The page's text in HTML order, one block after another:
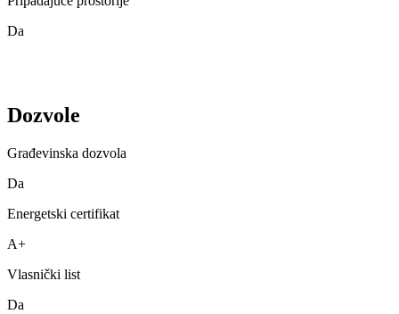
Da
Dozvole
Građevinska dozvola
Da
Energetski certifikat
A+
Vlasnički list
Da